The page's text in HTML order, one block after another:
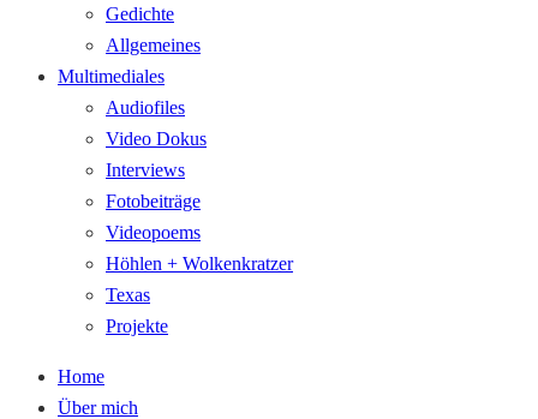
Gedichte
Allgemeines
Multimediales
Audiofiles
Video Dokus
Interviews
Fotobeiträge
Videopoems
Höhlen + Wolkenkratzer
Texas
Projekte
Home
Über mich